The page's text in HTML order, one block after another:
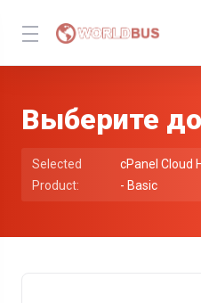
Выберите
Selected
Product:
cPanel Cloud
- Basic